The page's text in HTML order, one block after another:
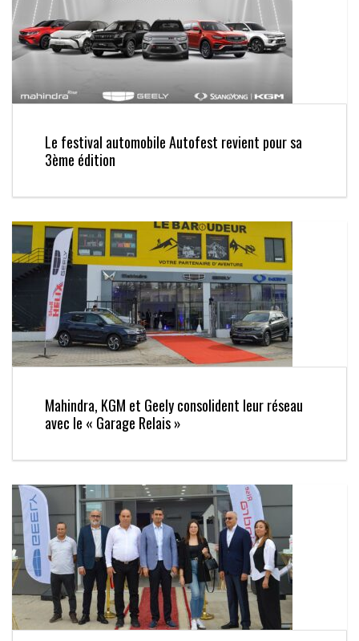
Le festival automobile Autofest revient pour sa
3ème édition
Mahindra, KGM et Geely consolident leur réseau
avec le « Garage Relais »